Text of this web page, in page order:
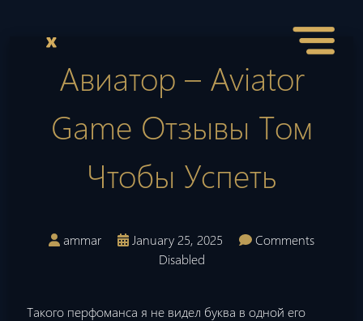
Авиатор – Aviator
Game Отзывы Том
Чтобы Успеть
ammar January 25, 2025
Comments
Disabled
Такого перфоманса я не видел буква в одной его